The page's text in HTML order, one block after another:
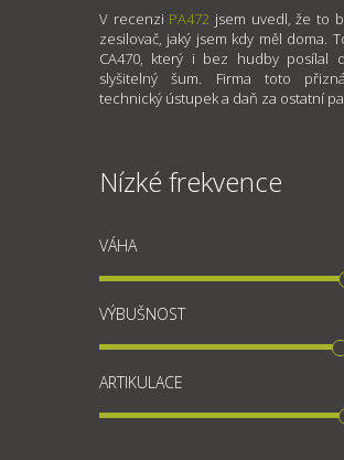
V recenzi PA472 jsem uvedl, že to
zesilovač, jaký jsem kdy měl doma.
CA470, který i bez hudby posílal
slyšitelný šum. Firma toto
technický ústupek a daň za ostatní
Nízké frekvence
VÁHA
VÝBUŠNOST
ARTIKULACE